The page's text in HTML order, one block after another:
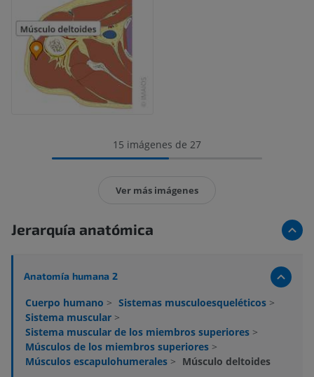
15 imágenes de 27
Ver más imágenes
Jerarquía anatómica
Anatomía humana 2
Cuerpo humano > Sistemas musculoesqueléticos >
Sistema muscular >
Sistema muscular de los miembros superiores >
Músculos de los miembros superiores >
Músculos escapulohumerales > Músculo deltoides